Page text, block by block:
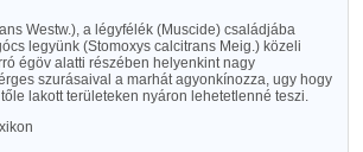
Westw.), a légyfélék (Muscide) családjába
legyünk (Stomoxys calcitrans Meig.) közeli
égöv alatti részében helyenkint nagy
szurásaival a marhát agyonkínozza, ugy hogy
lakott területeken nyáron lehetetlenné teszi.